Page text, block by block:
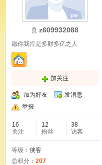
z609932088
愿你我皆是多财多亿之人
加关注
加为好友
发消息
举报
16
关注
12
粉丝
38
访客
等级： 侠客
总积分： 207